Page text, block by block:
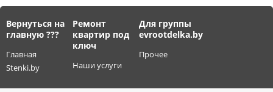
Вернуться на
главную ???
Главная
Stenki.by
Ремонт
квартир под
ключ
Наши услуги
Для группы
evrootdelka.by
Прочее